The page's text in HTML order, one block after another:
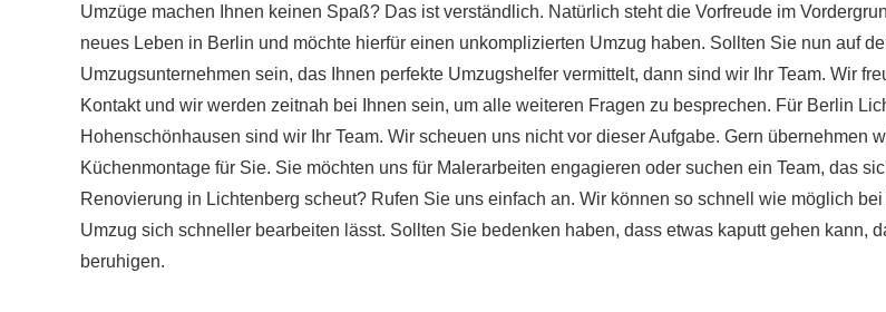
Umzüge machen Ihnen keinen Spaß? Das ist verständlich. Natürlich steht die Vorfreude im
neues Leben in Berlin und möchte hierfür einen unkomplizierten Umzug haben. Sollten Sie nun auf
Umzugsunternehmen sein, das Ihnen perfekte Umzugshelfer vermittelt, dann sind wir Ihr Team. Wir
Kontakt und wir werden zeitnah bei Ihnen sein, um alle weiteren Fragen zu besprechen. Für Berlin
Hohenschönhausen sind wir Ihr Team. Wir scheuen uns nicht vor dieser Aufgabe. Gern übernehmen
Küchenmontage für Sie. Sie möchten uns für Malerarbeiten engagieren oder suchen ein Team, das
Renovierung in Lichtenberg scheut? Rufen Sie uns einfach an. Wir können so schnell wie möglich
Umzug sich schneller bearbeiten lässt. Sollten Sie bedenken haben, dass etwas kaputt gehen kann,
beruhigen.